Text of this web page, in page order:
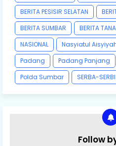
BERITA PESISIR SELATAN
BERITA SUMBAR
BERITA
NASIONAL
Nasyiatul
Padang
Padang Panjang
Polda Sumbar
SERBA-SERBI
Follow